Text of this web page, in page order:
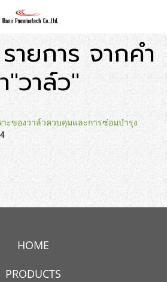
ยการ จากคำ
"วาล์ว"
ะของวาล์วควบคุมและการซ่อมบำรุง
HOME
PRODUCTS